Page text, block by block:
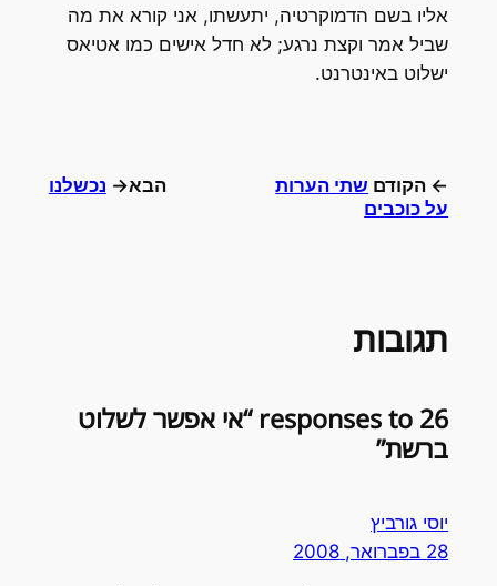
אליו בשם הדמוקרטיה, יתעשתו, אני קורא את מה
שביל אמר וקצת נרגע; לא חדל אישים כמו אטיאס
ישלוט באינטרנט.
← הקודם שתי הערות
על כוכבים
הבא→ נכשלנו
תגובות
26 responses to “אי אפשר לשלוט
ברשת”
יוסי גורביץ
28 בפברואר, 2008